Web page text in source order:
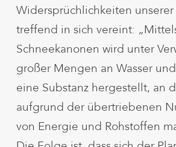
Widersprüchlichkeiten
treffend in sich vereint:
Schneekanonen wird unter
großer Mengen an Wasser
eine Substanz hergestellt, an
aufgrund der übertriebenen
von Energie und Rohstoffen